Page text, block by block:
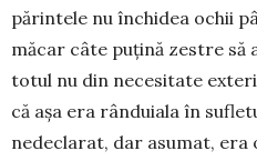
părintele nu închidea ochii
măcar câte puțină zestre să
totul nu din necesitate
că așa era rânduiala în
nedeclarat, dar asumat, era